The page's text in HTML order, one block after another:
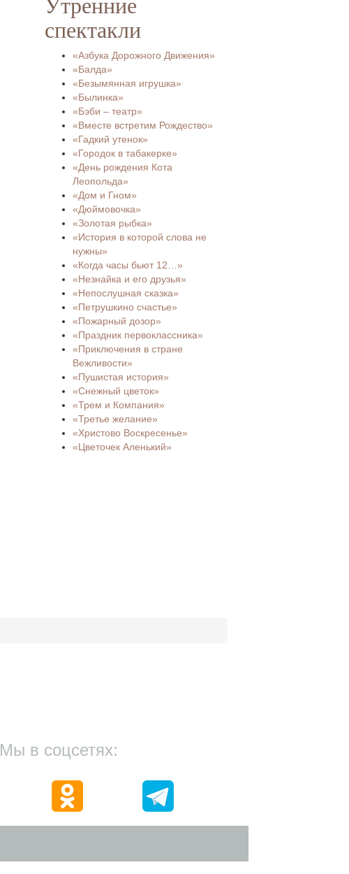
спектакли
«Азбука Дорожного Движения»
«Балда»
«Безымянная игрушка»
«Былинка»
«Бэби – театр»
«Вместе встретим Рождество»
«Гадкий утенок»
«Городок в табакерке»
«День рождения Кота
Леопольда»
«Дом и Гном»
«Дюймовочка»
«Золотая рыбка»
«История в которой слова не
нужны»
«Когда часы бьют 12…»
«Незнайка и его друзья»
«Непослушная сказка»
«Петрушкино счастье»
«Пожарный дозор»
«Праздник первоклассника»
«Приключения в стране
Вежливости»
«Пушистая история»
«Снежный цветок»
«Трем и Компания»
«Третье желание»
«Христово Воскресенье»
«Цветочек Аленький»
Мы в соцсетях: